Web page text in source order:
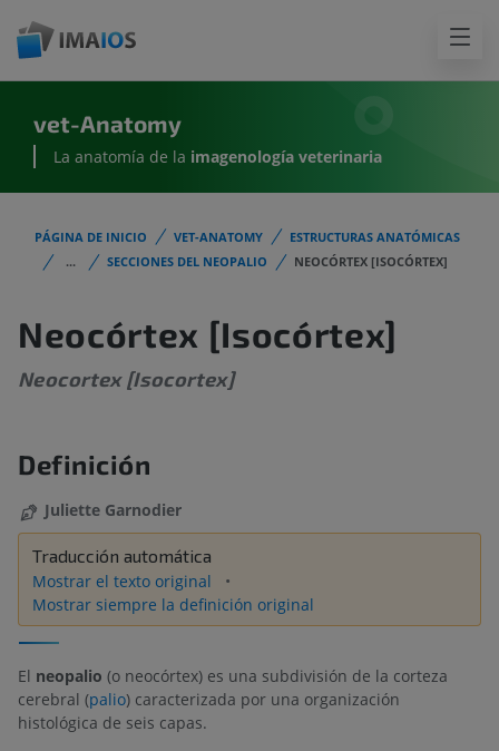
vet-Anatomy
La anatomía de la imagenología veterinaria
PÁGINA DE INICIO VET-ANATOMY
ESTRUCTURAS ANATÓMICAS
...
SECCIONES DEL NEOPALIO NEOCÓRTEX [ISOCÓRTEX]
Neocórtex [Isocórtex]
Neocortex [Isocortex]
Definición
Juliette Garnodier
Traducción automática
Mostrar el texto original
Mostrar siempre la definición original
El neopalio (o neocórtex) es una subdivisión de la corteza
cerebral (palio) caracterizada por una organización
histológica de seis capas.